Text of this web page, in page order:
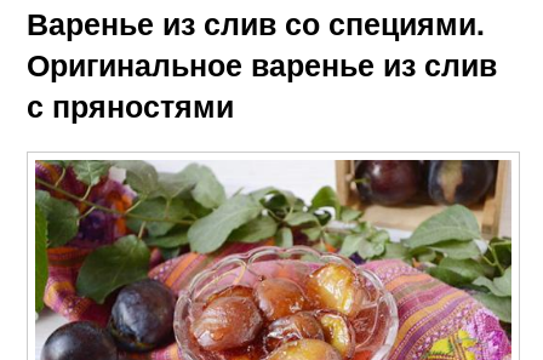
Варенье из слив со специями.
Оригинальное варенье из слив
с пряностями